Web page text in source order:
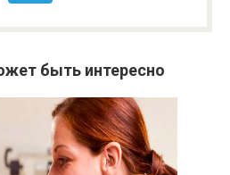
быть интересно